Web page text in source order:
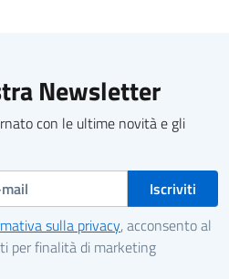
Newsletter
con le ultime novità e gli
sulla privacy, acconsento al
per finalità di marketing